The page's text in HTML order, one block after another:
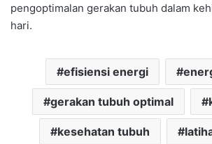
pengoptimalan gerakan tubuh dalam
hari.
efisiensi energi
gerakan tubuh optimal
kesehatan tubuh